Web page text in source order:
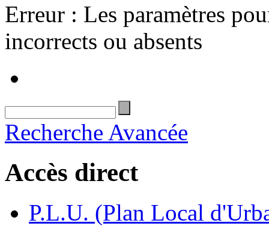
Erreur : Les paramètres
incorrects ou absents
Recherche Avancée
Accès direct
P.L.U. (Plan Local